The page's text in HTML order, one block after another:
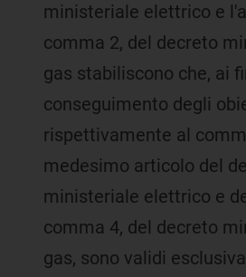
ministeriale elettrico e
comma 2, del decreto
gas stabiliscono che, ai
conseguimento degli
rispettivamente al
medesimo articolo del
ministeriale elettrico e
comma 4, del decreto
gas, sono validi